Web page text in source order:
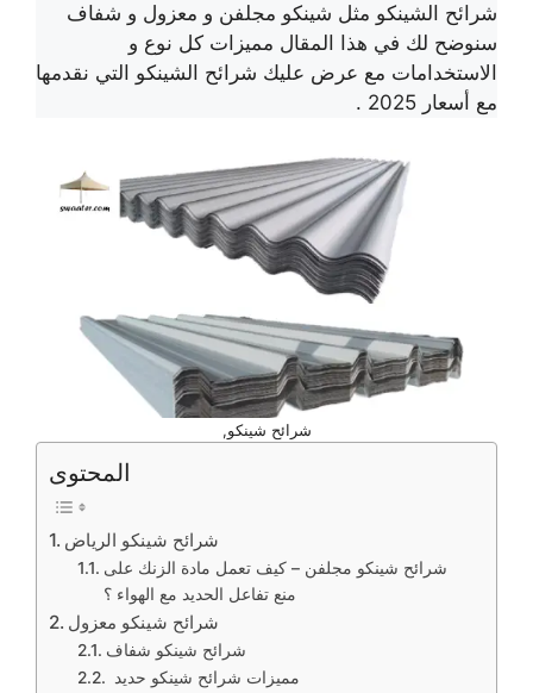
شرائح الشينكو مثل شينكو مجلفن و معزول و شفاف
سنوضح لك في هذا المقال مميزات كل نوع و
الاستخدامات مع عرض عليك شرائح الشينكو التي نقدمها
مع أسعار 2025 .
شرائح شينكو,
المحتوى
شرائح شينكو مجلفن – كيف تعمل مادة الزنك على
منع تفاعل الحديد مع الهواء ؟
شرائح شينكو معزول
مميزات شرائح شينكو حديد